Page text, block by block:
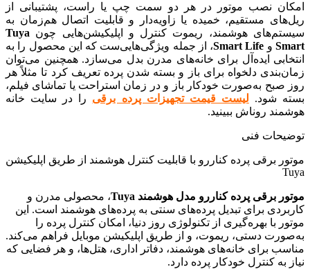
امکان نصب موتور در هر دو سمت چپ یا راست، پشتیبانی از
ریل‌های مستقیم، خمیده یا زاویه‌دار و قابلیت اتصال هم‌زمان به
سیستم‌های هوشمند، ریموت کنترل و اپلیکیشن‌هایی چون Tuya
Smartو Smart Life، از جمله ویژگی‌هایی‌ست که این محصول را به
انتخابی ایده‌آل برای خانه‌های مدرن بدل می‌سازد. همچنین می‌توان
زمان‌بندی دلخواه برای باز و بسته شدن پرده تعریف کرد تا مثلاً هر
روز صبح به‌صورت خودکار باز و در زمان استراحت یا تماشای فیلم،
بسته شود. لیست قیمت تجهیزات پرده برقی را در سایت خانه
هوشمند روناش ببینید.
توضیحات فنی
موتور برقی پرده کناررو با قابلیت کنترل هوشمند از طریق اپلیکیشن
Tuya
موتور برقی پرده کناررو مدل هوشمند Tuya
، محصولی مدرن و
کاربردی برای تبدیل پرده‌های سنتی به پرده‌های هوشمند است. این
موتور با بهره‌گیری از تکنولوژی روز دنیا، امکان کنترل پرده را
به‌صورت دستی، ریموت، و از طریق اپلیکیشن موبایل فراهم می‌کند.
مناسب برای خانه‌های هوشمند، دفاتر اداری، هتل‌ها، و هر فضایی که
نیاز به کنترل خودکار پرده دارد.